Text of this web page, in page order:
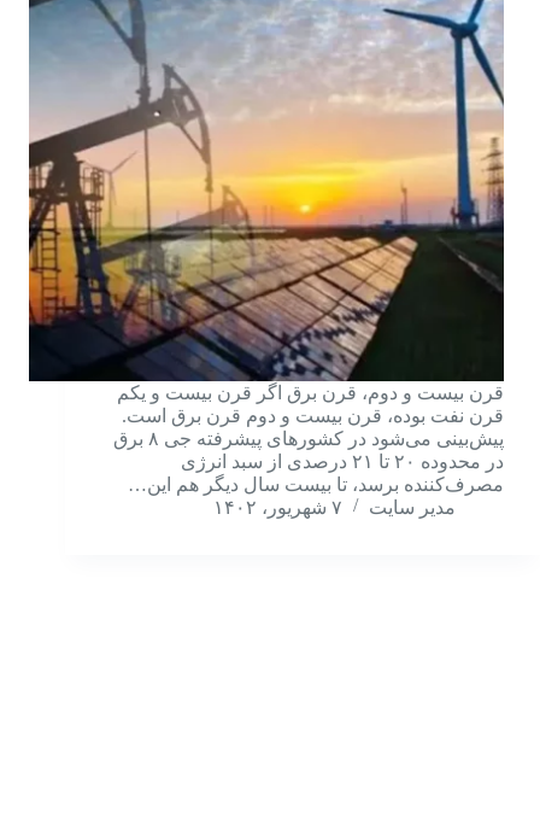
قرن بیست و دوم، قرن برق اگر قرن بیست و یکم
قرن نفت بوده، قرن بیست و دوم قرن برق است.
پیش‌بینی می‌شود در کشورهای پیشرفته جی ۸ برق
در محدوده ۲۰ تا ۲۱ درصدی از سبد انرژی
مصرف‌کننده برسد، تا بیست سال دیگر هم این…
مدیر سایت
۷ شهریور، ۱۴۰۲